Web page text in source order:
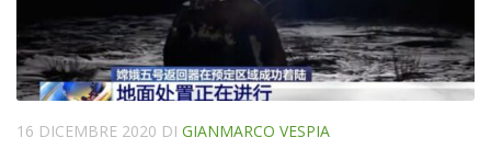
16 DICEMBRE 2020 DI GIANMARCO VESPIA